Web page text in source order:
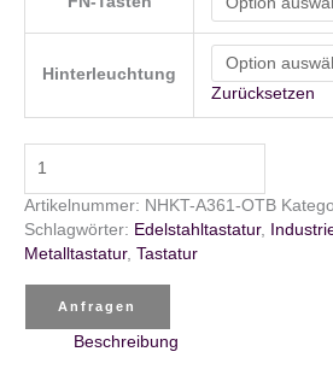
Hinterleuchtung
Zurücksetzen
NHKT-
A361-
OTB
Menge
Artikelnummer: NHKT-A361-OTB
Schlagwörter: Edelstahltastatur,
Metalltastatur, Tastatur
Anfragen
Beschreibung